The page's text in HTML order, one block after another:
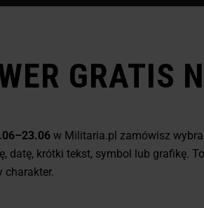
GRATIS
w Militaria.pl zamówisz
datę, krótki tekst, symbol lub grafikę.
charakter.